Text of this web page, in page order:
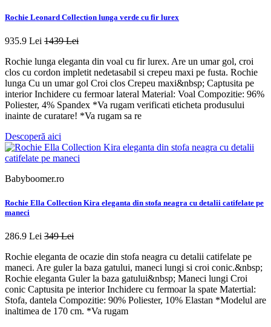
Rochie Leonard Collection lunga verde cu fir lurex
935.9 Lei 1439 Lei
Rochie lunga eleganta din voal cu fir lurex. Are un umar gol, croi
clos cu cordon impletit nedetasabil si crepeu maxi pe fusta. Rochie
lunga Cu un umar gol Croi clos Crepeu maxi&nbsp; Captusita pe
interior Inchidere cu fermoar lateral Material: Voal Compozitie: 96%
Poliester, 4% Spandex *Va rugam verificati eticheta produsului
inainte de curatare! *Va rugam sa re
Descoperă aici
Babyboomer.ro
Rochie Ella Collection Kira eleganta din stofa neagra cu detalii catifelate pe
maneci
286.9 Lei 349 Lei
Rochie eleganta de ocazie din stofa neagra cu detalii catifelate pe
maneci. Are guler la baza gatului, maneci lungi si croi conic.&nbsp;
Rochie eleganta Guler la baza gatului&nbsp; Maneci lungi Croi
conic Captusita pe interior Inchidere cu fermoar la spate Matertial:
Stofa, dantela Compozitie: 90% Poliester, 10% Elastan *Modelul are
inaltimea de 170 cm. *Va rugam